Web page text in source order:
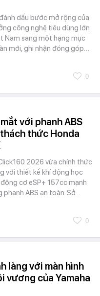
dấu bước mở rộng của
công nghệ tiêu dùng lớn
Nam sang một hạng mục
mới, ghi nhận đóng góp…
0
với phanh ABS
thức Honda
2026 vừa chính thức
với thiết kế khí động học
cơ eSP+ 157cc mạnh
phanh ABS an toàn. Sở…
0
làng với màn hình
vương của Yamaha